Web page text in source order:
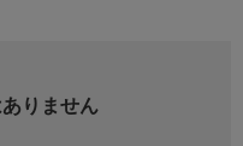
りません